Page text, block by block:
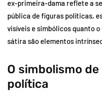
ex-primeira-dama reflete a
pública de figuras políticas,
visíveis e simbólicos quanto
sátira são elementos
O simbolismo
política